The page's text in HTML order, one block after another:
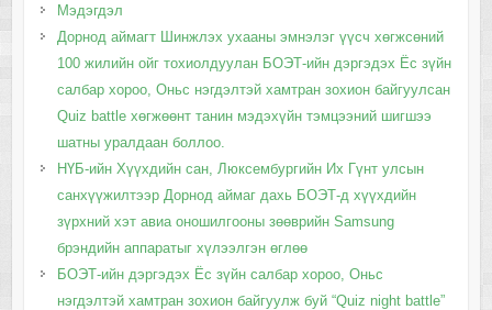
Мэдэгдэл
Дорнод аймагт Шинжлэх ухааны эмнэлэг үүсч хөгжсөний
100 жилийн ойг тохиолдуулан БОЭТ-ийн дэргэдэх Ёс зүйн
салбар хороо, Оньс нэгдэлтэй хамтран зохион байгуулсан
Quiz battle хөгжөөнт танин мэдэхүйн тэмцээний шигшээ
шатны уралдаан боллоо.
НҮБ-ийн Хүүхдийн сан, Люксембургийн Их Гүнт улсын
санхүүжилтээр Дорнод аймаг дахь БОЭТ-д хүүхдийн
зүрхний хэт авиа оношилгооны зөөврийн Samsung
брэндийн аппаратыг хүлээлгэн өглөө
БОЭТ-ийн дэргэдэх Ёс зүйн салбар хороо, Оньс
нэгдэлтэй хамтран зохион байгуулж буй “Quiz night battle”